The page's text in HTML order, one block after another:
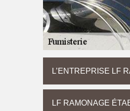
L’ENTREPRISE LF
LF RAMONAGE